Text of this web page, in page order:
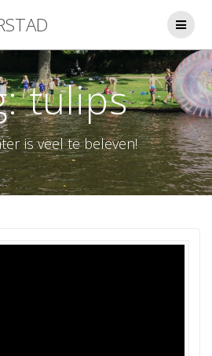
naar
inhoud
tulips
is veel te beleven!